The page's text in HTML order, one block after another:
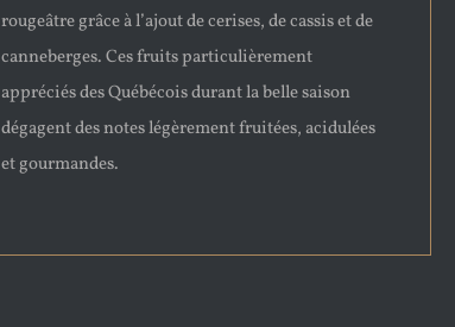
rougeâtre grâce à l’ajout de cerises, de cassis et de
canneberges. Ces fruits particulièrement
appréciés des Québécois durant la belle saison
dégagent des notes légèrement fruitées, acidulées
et gourmandes.